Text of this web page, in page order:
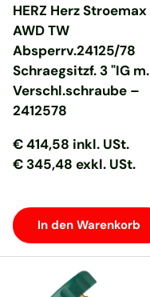
HERZ Herz Stroemax
AWD TW
Absperrv.24125/78
Schraegsitzf. 3 "IG m.
Verschl.schraube –
2412578
Normaler Preis
Normaler Preis
€ 414,58 inkl. USt.
€ 345,48 exkl. USt.
In den Warenkorb